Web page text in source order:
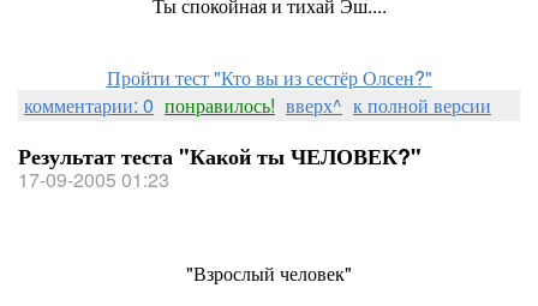
Пройти тест "Кто вы из сестёр Олсен?"
комментарии: 0 понравилось! вверх^ к полной версии
Результат теста "Какой ты ЧЕЛОВЕК?"
17-09-2005 01:23
"Взрослый человек"